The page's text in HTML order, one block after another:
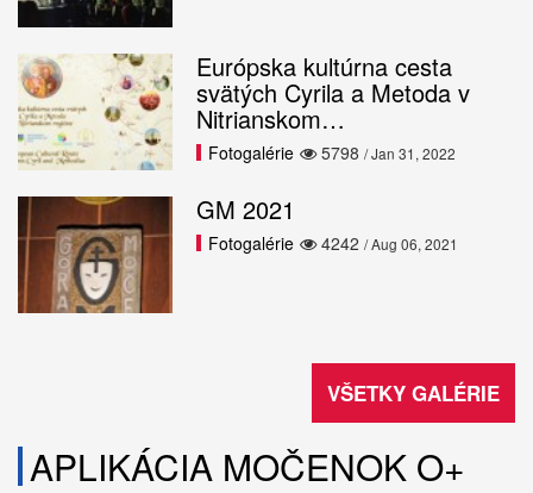
Európska kultúrna cesta
svätých Cyrila a Metoda v
Nitrianskom…
5798
Fotogalérie / Jan 31, 2022
GM 2021
4242
Fotogalérie / Aug 06, 2021
VŠETKY GALÉRIE
APLIKÁCIA MOČENOK O+